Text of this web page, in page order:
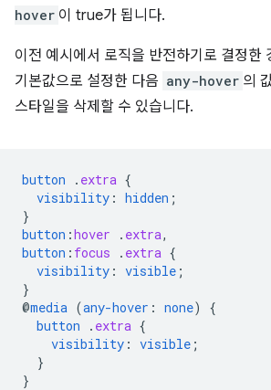
hover 이 true가 됩니다.
이전 예시에서 로직을 반전하기로 결정한
기본값으로 설정한 다음 any-hover 의
스타일을 삭제할 수 있습니다.
button . extra {
visibility : hidden ;
}
button :hover . extra,
button : focus . extra {
visibility : visible ;
}
@media (any-hover : none)
{
button
. extra {
visibility : visible ;
}
}